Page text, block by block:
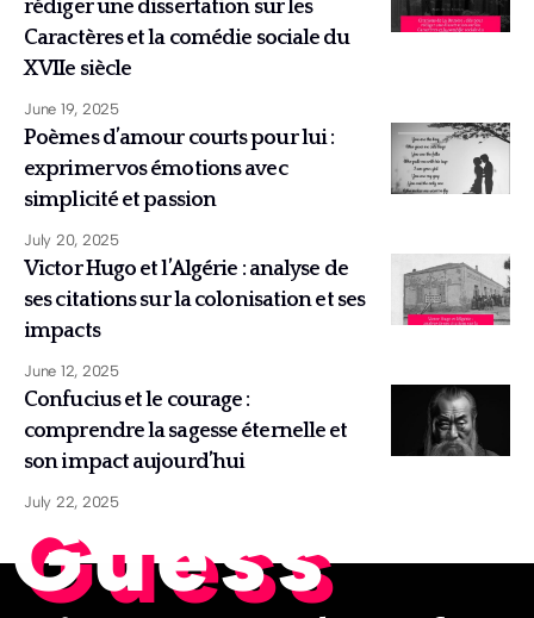
rédiger une dissertation sur les
Caractères et la comédie sociale du
XVIIe siècle
June 19, 2025
Poèmes d’amour courts pour lui :
exprimer vos émotions avec
simplicité et passion
July 20, 2025
Victor Hugo et l’Algérie : analyse de
ses citations sur la colonisation et ses
impacts
June 12, 2025
Confucius et le courage :
comprendre la sagesse éternelle et
son impact aujourd’hui
July 22, 2025
Guess